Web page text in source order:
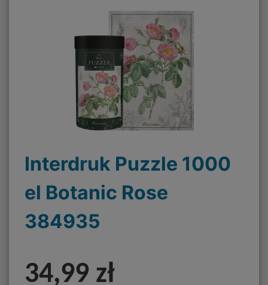
Interdruk Puzzle 1000
el Botanic Rose
384935
34,99 zł